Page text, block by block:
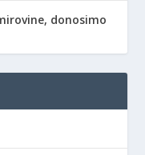
donosimo